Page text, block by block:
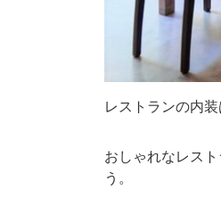
レストランの内
おしゃれなレス
う。